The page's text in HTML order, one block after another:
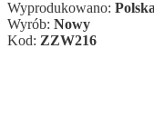
Wyprodukowano: Polska
Wyrób: Nowy
Kod: ZZW216